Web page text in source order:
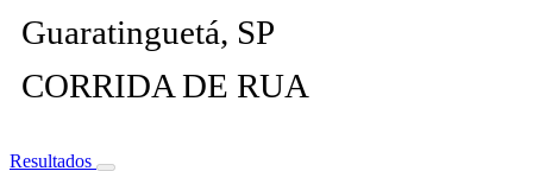
Guaratinguetá, SP
CORRIDA DE RUA
Resultados